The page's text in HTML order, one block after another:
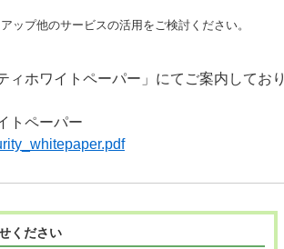
プ他のサービスの活用をご検討ください。
ホワイトペーパー」にてご案内しており
トペーパー
ください